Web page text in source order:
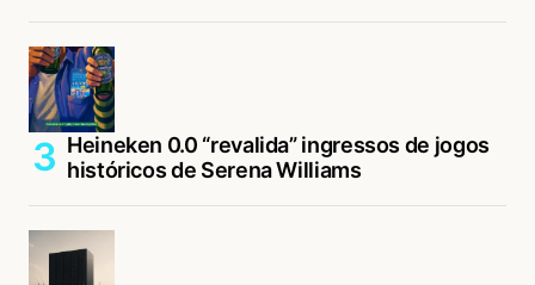
Heineken 0.0 “revalida” ingressos de jogos
históricos de Serena Williams